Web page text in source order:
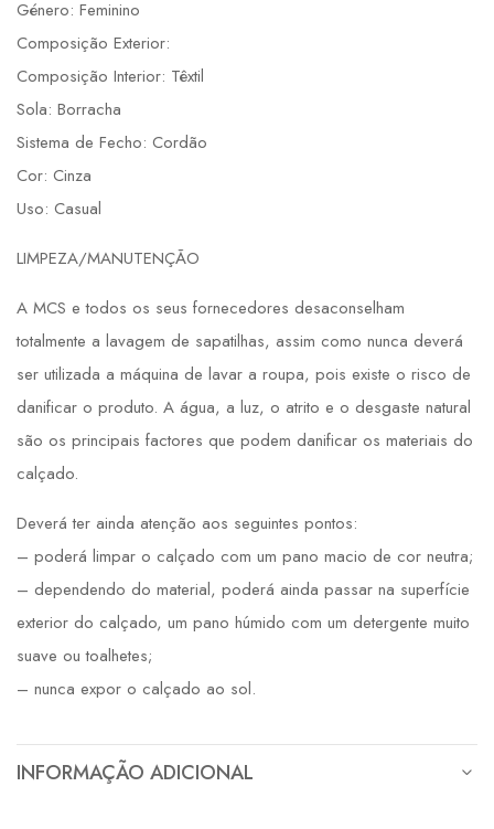
Género: Feminino
Composição Exterior:
Composição Interior: Têxtil
Sola: Borracha
Sistema de Fecho: Cordão
Cor: Cinza
Uso: Casual
LIMPEZA/MANUTENÇÃO
A MCS e todos os seus fornecedores desaconselham
totalmente a lavagem de sapatilhas, assim como nunca deverá
ser utilizada a máquina de lavar a roupa, pois existe o risco de
danificar o produto. A água, a luz, o atrito e o desgaste natural
são os principais factores que podem danificar os materiais do
calçado.
Deverá ter ainda atenção aos seguintes pontos:
– poderá limpar o calçado com um pano macio de cor neutra;
– dependendo do material, poderá ainda passar na superfície
exterior do calçado, um pano húmido com um detergente muito
suave ou toalhetes;
– nunca expor o calçado ao sol.
INFORMAÇÃO ADICIONAL